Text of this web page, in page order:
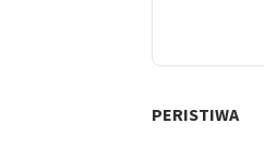
PERISTIWA